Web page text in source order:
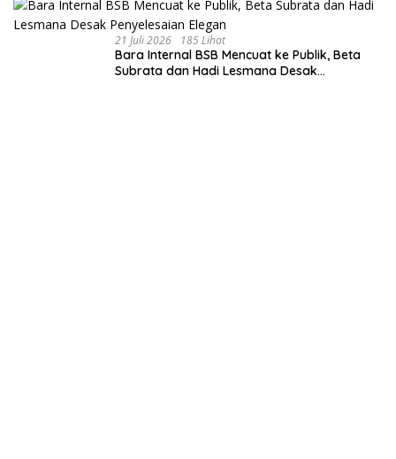
21 Juli 2026 185 Lihat
Bara Internal BSB Mencuat ke Publik, Beta
Subrata dan Hadi Lesmana Desak